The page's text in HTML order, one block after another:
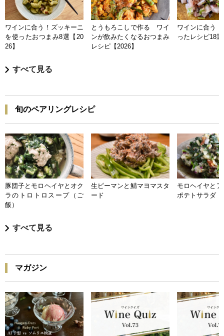
ワインに合う！ズッキーニ
を使ったおつまみ8選【20
26】
とうもろこしで作る ワイ
ンが飲みたくなるおつまみ
レシピ【2026】
ワインに合う
ったレシピ18
すべて見る
旬のペアリングレシピ
豚団子とモロヘイヤとオク
ラのトロトロスープ（ご
飯）
生ピーマンと鯖マヨマスタ
ード
モロヘイヤと
ポテトサラダ
すべて見る
マガジン